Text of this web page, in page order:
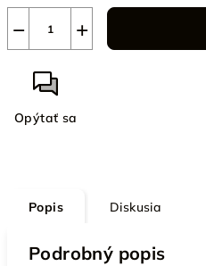
+
−
Opýtať sa
Popis Diskusia
Podrobný popis